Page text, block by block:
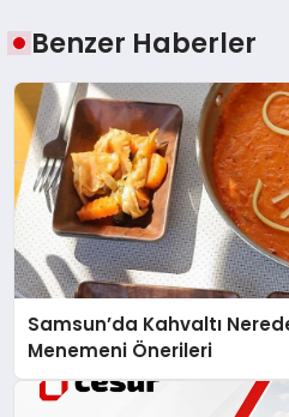
Benzer Haberler
Samsun’da Kahvaltı
Menemeni Önerileri